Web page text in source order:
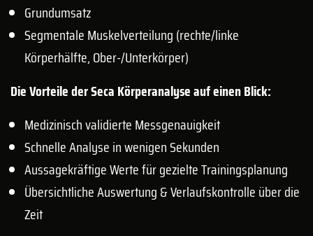
Grundumsatz
Segmentale Muskelverteilung (rechte/linke
Körperhälfte, Ober-/Unterkörper)
Die Vorteile der Seca Körperanalyse auf einen Blick:
Medizinisch validierte Messgenauigkeit
Schnelle Analyse in wenigen Sekunden
Aussagekräftige Werte für gezielte Trainingsplanung
Übersichtliche Auswertung & Verlaufskontrolle über die
Zeit